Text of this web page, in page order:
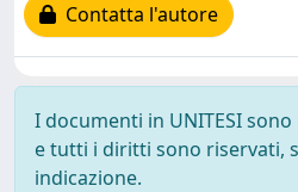
Contatta l'autore
I documenti in UNITESI
e tutti i diritti sono riservati,
indicazione.